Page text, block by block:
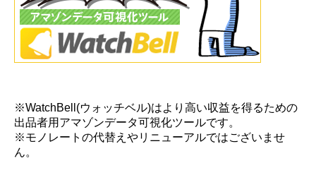
※WatchBell(ウォッチベル)はより高い収益を得るための
出品者用アマゾンデータ可視化ツールです。
※モノレートの代替えやリニューアルではございませ
ん。